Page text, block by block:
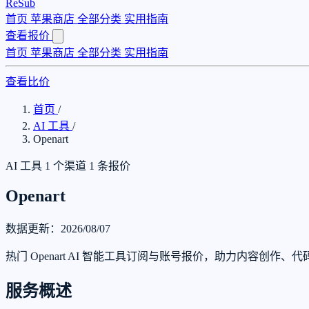
ReSub
首页 苹果商店 全部分类 实用指南
查看报价
首页 苹果商店 全部分类 实用指南
查看比价
首页 /
AI 工具 /
Openart
AI 工具 1 个渠道 1 条报价
Openart
数据更新：2026/08/07
热门 Openart AI 智能工具订阅与账号报价，助力内容创作、代
服务概述